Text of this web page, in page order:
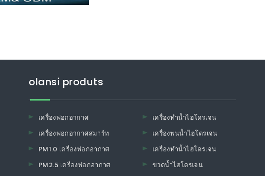
olansi produts
เครื่องฟอกอากาศ
เครื่องฟอกอากาศสมาร์ท
PM1.0 เครื่องฟอกอากาศ
PM2.5 เครื่องฟอกอากาศ
เครื่องทำน้ำไฮโดรเจน
เครื่องพ่นน้ำไฮโดรเจน
เครื่องทำน้ำไฮโดรเจน
ขวดน้ำไฮโดรเจน